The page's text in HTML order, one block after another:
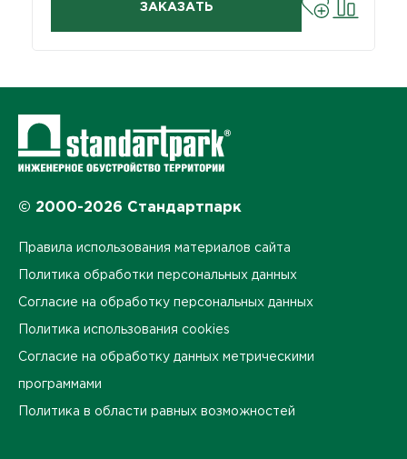
ЗАКАЗАТЬ
© 2000-2026 Стандартпарк
Правила использования материалов сайта
Политика обработки персональных данных
Согласие на обработку персональных данных
Политика использования cookies
Согласие на обработку данных метрическими
программами
Политика в области равных возможностей